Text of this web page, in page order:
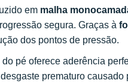
em malha
segura. Graças à
dos pontos de pressão.
do pé oferece aderência
prematuro causado